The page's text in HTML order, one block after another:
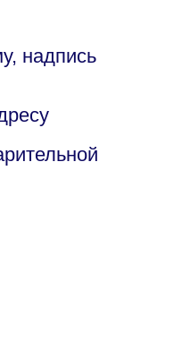
надпись